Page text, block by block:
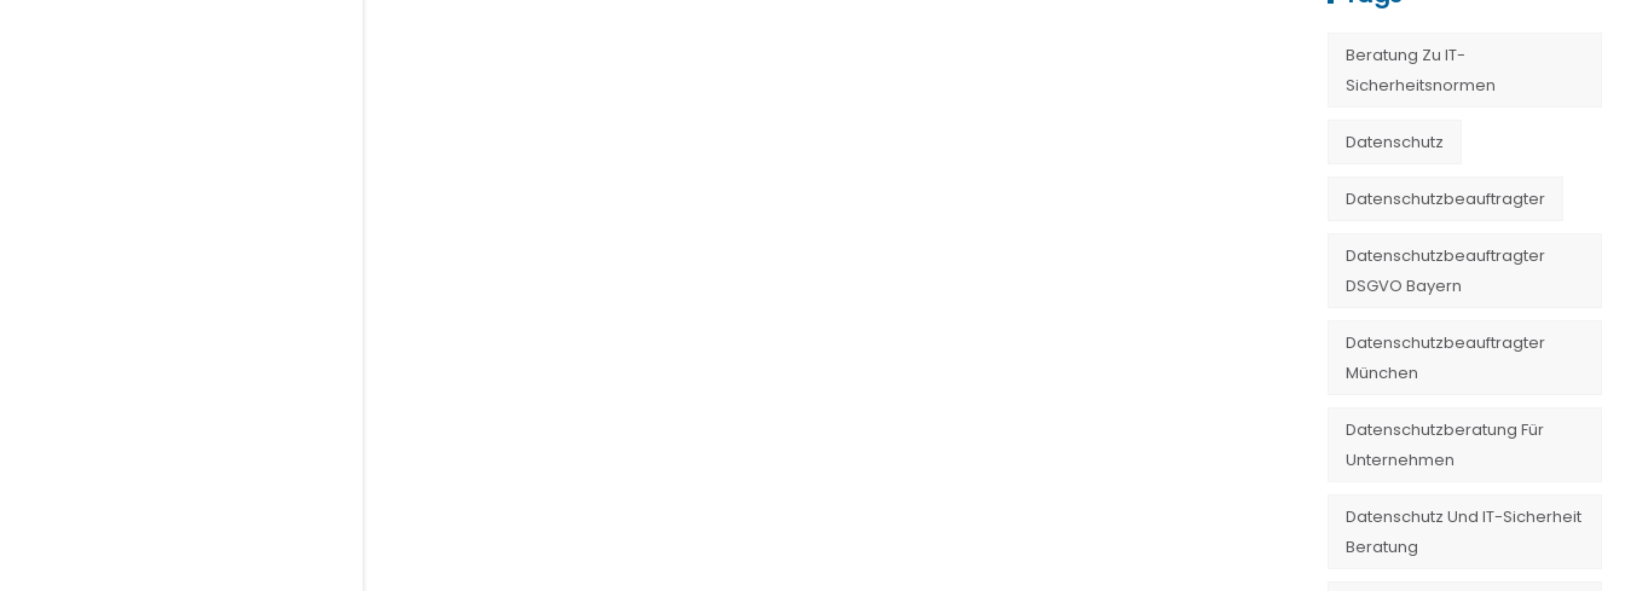
Beratung Zu IT-
Sicherheitsnormen
Datenschutz
Datenschutzbeauftragter
Datenschutzbeauftragter
DSGVO Bayern
Datenschutzbeauftragter
München
Datenschutzberatung Für
Unternehmen
Datenschutz Und IT-Sicherheit
Beratung